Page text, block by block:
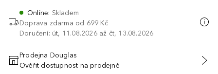
Online: Skladem
Doprava zdarma od 699 Kč
Doručení: út, 11.08.2026 až čt, 13.08.2026
PŘIDAT DO KOŠÍKU
Prodejna Douglas
Ověřit dostupnost na prodejně